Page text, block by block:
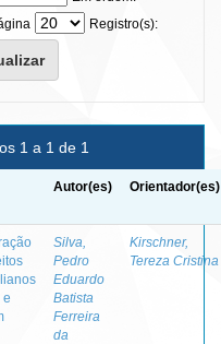
Registro(s):
1 a 1 de 1
Autor(es) Orientador(es)
e
Silva,
Pedro
Eduardo
Batista
Ferreira
da
Kirschner,
Tereza Cristina